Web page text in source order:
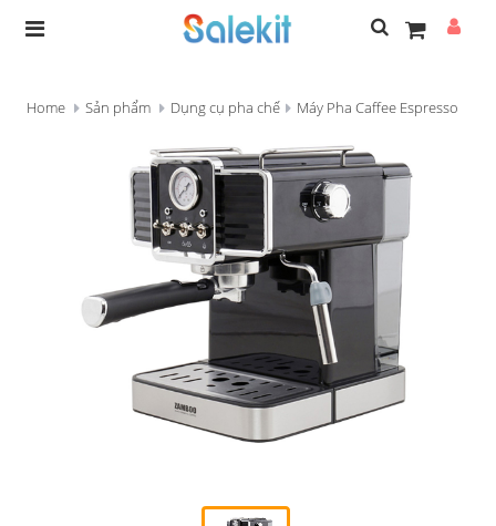
Home Sản phẩm Dụng cụ pha chế Máy Pha Caffee Espresso